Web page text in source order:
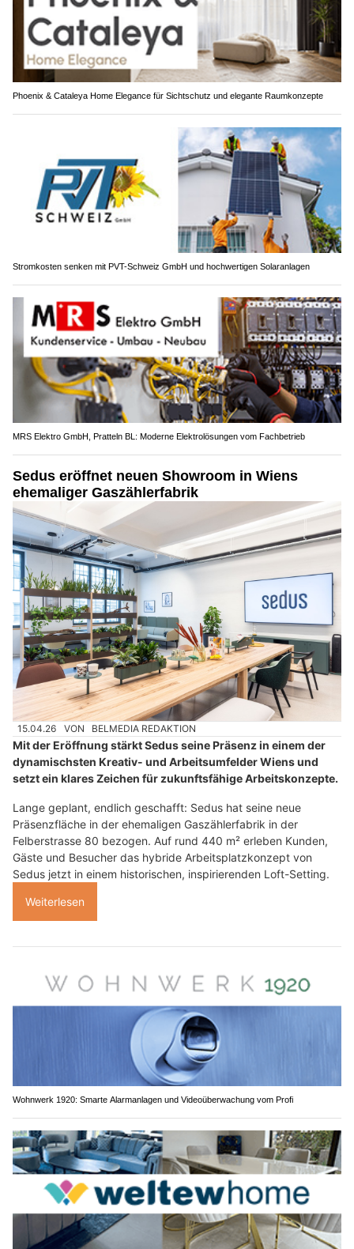
Phoenix & Cataleya Home Elegance für Sichtschutz und elegante Raumkonzepte
Stromkosten senken mit PVT-Schweiz GmbH und hochwertigen Solaranlagen
MRS Elektro GmbH, Pratteln BL: Moderne Elektrolösungen vom Fachbetrieb
Sedus eröffnet neuen Showroom in Wiens
ehemaliger Gaszählerfabrik
15.04.26 VON BELMEDIA REDAKTION
Mit der Eröffnung stärkt Sedus seine Präsenz in einem der
dynamischsten Kreativ- und Arbeitsumfelder Wiens und
setzt ein klares Zeichen für zukunftsfähige Arbeitskonzepte.
Lange geplant, endlich geschafft: Sedus hat seine neue
Präsenzfläche in der ehemaligen Gaszählerfabrik in der
Felberstrasse 80 bezogen. Auf rund 440 m² erleben Kunden,
Gäste und Besucher das hybride Arbeitsplatzkonzept von
Sedus jetzt in einem historischen, inspirierenden Loft-Setting.
Weiterlesen
Wohnwerk 1920: Smarte Alarmanlagen und Videoüberwachung vom Profi